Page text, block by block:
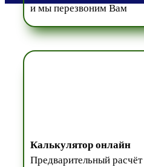
и мы перезвоним Вам
Калькулятор онлайн
Предварительный расчёт